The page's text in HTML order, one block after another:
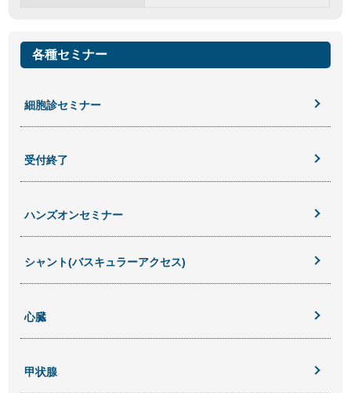
各種セミナー
細胞診セミナー
受付終了
ハンズオンセミナー
シャント(バスキュラーアクセス)
心臓
甲状腺